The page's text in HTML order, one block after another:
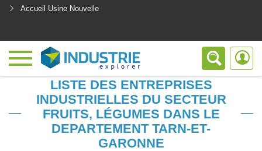
Accueil Usine Nouvelle
LISTE DES ENTREPRISES
INDUSTRIELLES DU SECTEUR
FRUITS, LÉGUMES DANS LE
DEPARTEMENT TARN-ET-
GARONNE